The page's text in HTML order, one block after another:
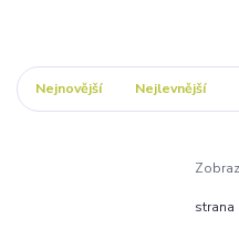
Nejnovější Nejlevnější
strana